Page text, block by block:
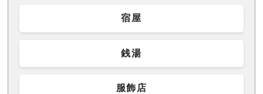
宿屋
銭湯
服飾店